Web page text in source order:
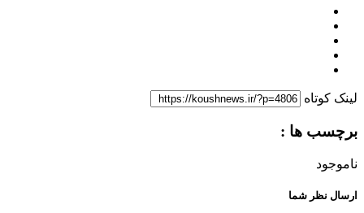
لینک کوتاه
برچسب ها :
ناموجود
ارسال نظر شما